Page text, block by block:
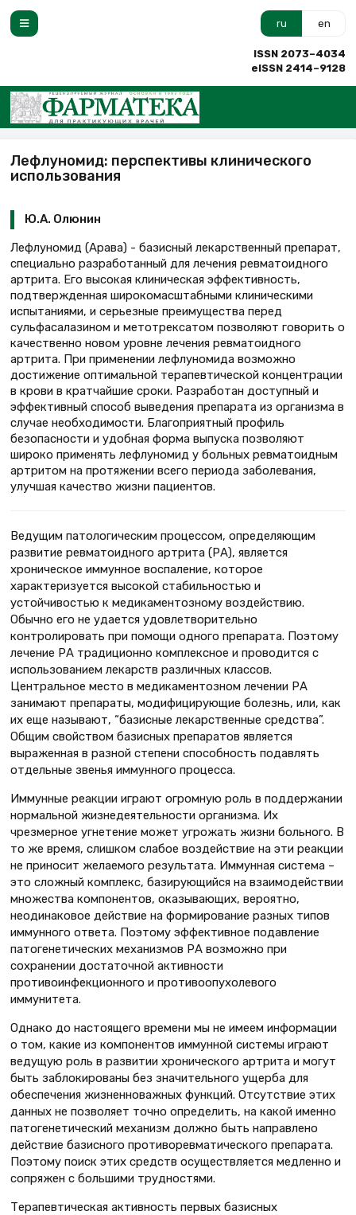
ru en
ISSN 2073–4034
eISSN 2414–9128
Лефлуномид: перспективы клинического
использования
Ю.А. Олюнин
Лефлуномид (Арава) - базисный лекарственный препарат,
специально разработанный для лечения ревматоидного
артрита. Его высокая клиническая эффективность,
подтвержденная широкомасштабными клиническими
испытаниями, и серьезные преимущества перед
сульфасалазином и метотрексатом позволяют говорить о
качественно новом уровне лечения ревматоидного
артрита. При применении лефлуномида возможно
достижение оптимальной терапевтической концентрации
в крови в кратчайшие сроки. Разработан доступный и
эффективный способ выведения препарата из организма в
случае необходимости. Благоприятный профиль
безопасности и удобная форма выпуска позволяют
широко применять лефлуномид у больных ревматоидным
артритом на протяжении всего периода заболевания,
улучшая качество жизни пациентов.
Ведущим патологическим процессом, определяющим
развитие ревматоидного артрита (РА), является
хроническое иммунное воспаление, которое
характеризуется высокой стабильностью и
устойчивостью к медикаментозному воздействию.
Обычно его не удается удовлетворительно
контролировать при помощи одного препарата. Поэтому
лечение РА традиционно комплексное и проводится с
использованием лекарств различных классов.
Центральное место в медикаментозном лечении РА
занимают препараты, модифицирующие болезнь, или, как
их еще называют, “базисные лекарственные средства”.
Общим свойством базисных препаратов является
выраженная в разной степени способность подавлять
отдельные звенья иммунного процесса.
Иммунные реакции играют огромную роль в поддержании
нормальной жизнедеятельности организма. Их
чрезмерное угнетение может угрожать жизни больного. В
то же время, слишком слабое воздействие на эти реакции
не приносит желаемого результата. Иммунная система –
это сложный комплекс, базирующийся на взаимодействии
множества компонентов, оказывающих, вероятно,
неодинаковое действие на формирование разных типов
иммунного ответа. Поэтому эффективное подавление
патогенетических механизмов РА возможно при
сохранении достаточной активности
противоинфекционного и противоопухолевого
иммунитета.
Однако до настоящего времени мы не имеем информации
о том, какие из компонентов иммунной системы играют
ведущую роль в развитии хронического артрита и могут
быть заблокированы без значительного ущерба для
обеспечения жизненноважных функций. Отсутствие этих
данных не позволяет точно определить, на какой именно
патогенетический механизм должно быть направлено
действие базисного противоревматического препарата.
Поэтому поиск этих средств осуществляется медленно и
сопряжен с большими трудностями.
Терапевтическая активность первых базисных